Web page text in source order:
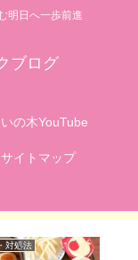
明日へ一歩前進
ブログ
いの木YouTube
サイトマップ
対処法